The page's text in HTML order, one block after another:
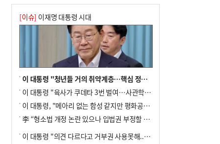
[이슈] 이재명 대통령 시대
이 대통령 "청년들 거의 취약계층…핵심 정책 재편""
이 대통령 "육사가 쿠데타 3번 벌여…사관학교 통합 신속히 추진"
이 대통령, "메아리 없는 함성 같지만 평화공존책 계속해야"
李 “형소법 개정 논란 있으나 입법권 부정할 만큼은 아냐”(종합)
이 대통령 "의견 다르다고 거부권 사용못해.. 입법권 부정할 상황이라 보기 어려워"